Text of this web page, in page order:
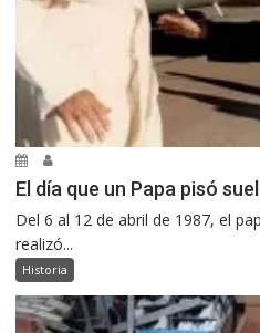
El día que un Papa pisó
Del 6 al 12 de abril de 1987, el
realizó...
Historia